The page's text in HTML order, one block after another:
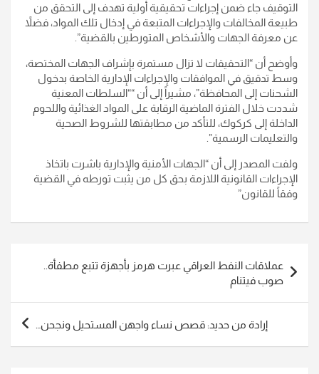
التوقيف جاء ضمن إجراءات تحقيقية أولية تهدف إلى التحقق من
طبيعة المخالفات والإجراءات المتبعة في إدخال تلك المواد، فضلاً
عن معرفة الجهات والأشخاص المتورطين بالقضية”.
وأوضح أن “التحقيقات لا تزال مستمرة بإشراف الجهات المختصة،
وسط تدقيق في الموافقات والإجراءات الإدارية الخاصة بدخول
الشحنات إلى المحافظة”، مشيراً إلى أن ““السلطات المعنية
شددت خلال الفترة الماضية الرقابة على المواد الغذائية واللحوم
الداخلة إلى كركوك، للتأكد من مطابقتها للشروط الصحية
والتعليمات الرسمية”.
ولفت المصدر إلى أن “الجهات الأمنية والإدارية باشرت باتخاذ
الإجراءات القانونية اللازمة بحق كل من يثبت تورطه في القضية
وفقاً للقانون”
المقالات
عملاقات النفط العراقي عبرت هرمز بأجهزة تتبع مطفأة..
صوب فيتنام
إرادة من حديد: قصص نساء واجهن المستحيل ونجحن…